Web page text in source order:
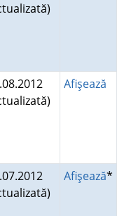
Afişează
Afişează*